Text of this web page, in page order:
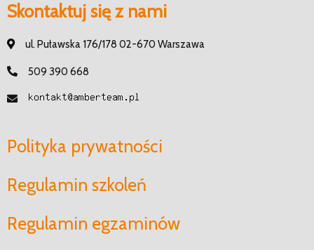
Skontaktuj się z nami
ul. Puławska 176/178 02-670 Warszawa
509 390 668
Polityka prywatności
Regulamin szkoleń
Regulamin egzaminów